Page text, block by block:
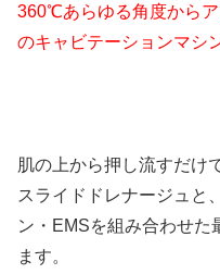
360℃あらゆる角度から
のキャビテーションマシ
肌の上から押し流すだけ
スライドドレナージュと
ン・EMSを組み合わせた
ます。